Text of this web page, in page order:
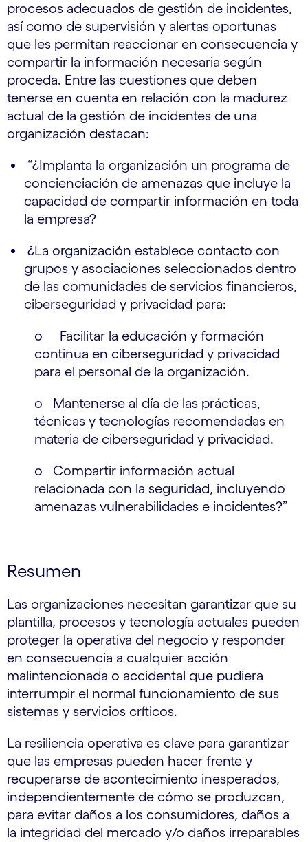
procesos adecuados de gestión de incidentes,
así como de supervisión y alertas oportunas
que les permitan reaccionar en consecuencia y
compartir la información necesaria según
proceda. Entre las cuestiones que deben
tenerse en cuenta en relación con la madurez
actual de la gestión de incidentes de una
organización destacan:
“¿Implanta la organización un programa de
concienciación de amenazas que incluye la
capacidad de compartir información en toda
la empresa?
¿La organización establece contacto con
grupos y asociaciones seleccionados dentro
de las comunidades de servicios financieros,
ciberseguridad y privacidad para:
o Facilitar la educación y formación
continua en ciberseguridad y privacidad
para el personal de la organización.
o Mantenerse al día de las prácticas,
técnicas y tecnologías recomendadas en
materia de ciberseguridad y privacidad.
o Compartir información actual
relacionada con la seguridad, incluyendo
amenazas vulnerabilidades e incidentes?”
Resumen
Las organizaciones necesitan garantizar que su
plantilla, procesos y tecnología actuales pueden
proteger la operativa del negocio y responder
en consecuencia a cualquier acción
malintencionada o accidental que pudiera
interrumpir el normal funcionamiento de sus
sistemas y servicios críticos.
La resiliencia operativa es clave para garantizar
que las empresas pueden hacer frente y
recuperarse de acontecimiento inesperados,
independientemente de cómo se produzcan,
para evitar daños a los consumidores, daños a
la integridad del mercado y/o daños irreparables